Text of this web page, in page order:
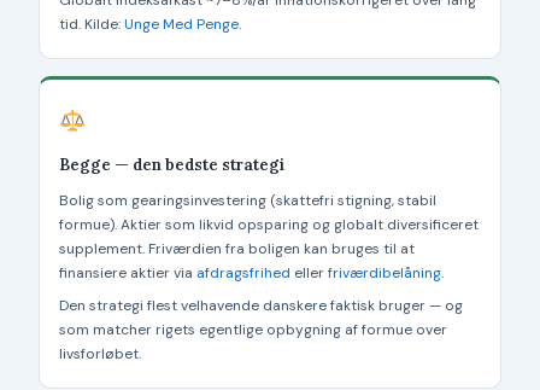
tid. Kilde:Unge Med Penge.
Begge — den bedste strategi
Bolig som gearingsinvestering (skattefri stigning, stabil
formue). Aktier som likvid opsparing og globalt diversificeret
supplement. Friværdien fra boligen kan bruges til at
finansiere aktier via afdragsfrihed ellerfriværdibelåning.
Den strategi flest velhavende danskere faktisk bruger — og
som matcher rigets egentlige opbygning af formue over
livsforløbet.